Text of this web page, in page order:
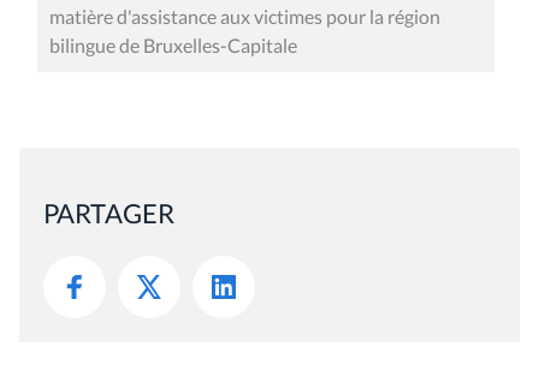
matière d'assistance aux victimes pour la région
bilingue de Bruxelles-Capitale
PARTAGER